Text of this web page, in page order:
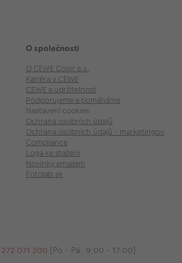
O společnosti
O CEWE Color a.s.
Kariéra v CEWE
CEWE a udržitelnost
Podporujeme a pomáháme
Nastavení cookies
Ochrana osobních údajů
Ochrana osobních údajů - marketingové akce
Compliance
Loga ke stažení
Novinky emailem
Fotolab.sk
071 200 [Po - Pá: 9:00 - 17:00].